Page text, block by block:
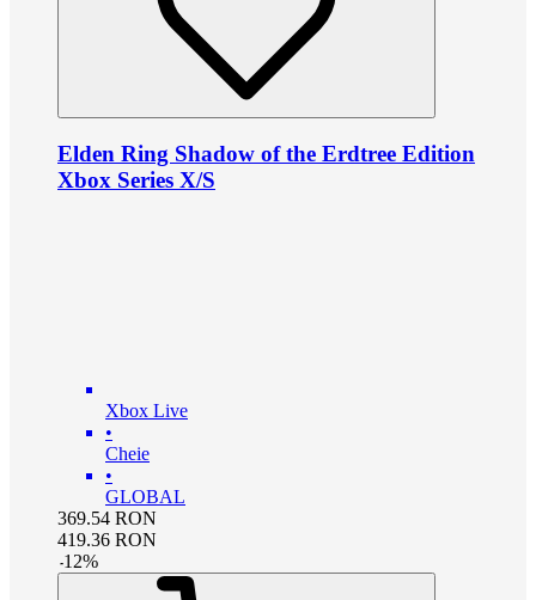
Elden Ring Shadow of the Erdtree Edition
Xbox Series X/S
Xbox Live
•
Cheie
•
GLOBAL
369.54 RON
419.36 RON
-12%